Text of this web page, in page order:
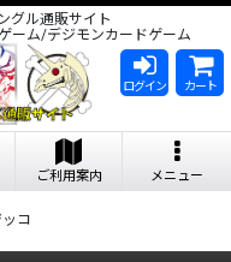
グル通販サイト
ーム/デジモンカードゲーム
ログイン カート
ご利用案内 メニュー
ッコ